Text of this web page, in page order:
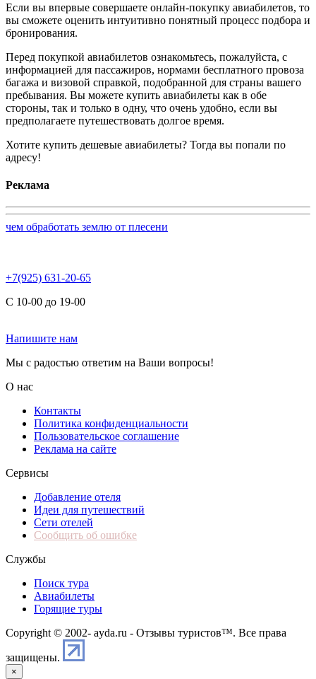
Если вы впервые совершаете онлайн-покупку авиабилетов, то
вы сможете оценить интуитивно понятный процесс подбора и
бронирования.
Перед покупкой авиабилетов ознакомьтесь, пожалуйста, с
информацией для пассажиров, нормами бесплатного провоза
багажа и визовой справкой, подобранной для страны вашего
пребывания. Вы можете купить авиабилеты как в обе
стороны, так и только в одну, что очень удобно, если вы
предполагаете путешествовать долгое время.
Хотите купить дешевые авиабилеты? Тогда вы попали по
адресу!
Реклама
чем обработать землю от плесени
+7(925) 631-20-65
С 10-00 до 19-00
Напишите нам
Мы с радостью ответим на Ваши вопросы!
О нас
Контакты
Политика конфиденциальности
Пользовательское соглашение
Реклама на сайте
Сервисы
Добавление отеля
Идеи для путешествий
Сети отелей
Сообщить об ошибке
Службы
Поиск тура
Авиабилеты
Горящие туры
Copyright © 2002- ayda.ru - Отзывы туристов™. Все права
защищены.
×